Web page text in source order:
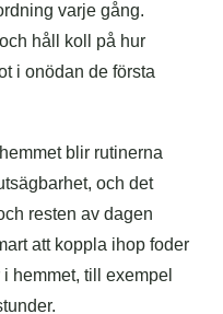
varje gång.
håll koll på hur
i onödan de första
blir rutinerna
och det
resten av dagen
att koppla ihop foder
hemmet, till exempel